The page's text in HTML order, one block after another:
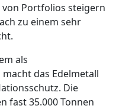
Portfolios steigern
zu einem sehr
als
das Edelmetall
Die
fast 35.000 Tonnen